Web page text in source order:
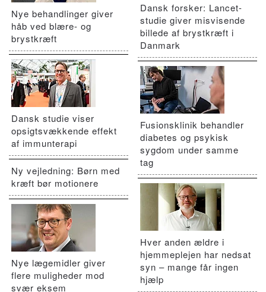
Nye behandlinger giver
håb ved blære- og
brystkræft
Dansk studie viser
opsigtsvækkende effekt
af immunterapi
Ny vejledning: Børn med
kræft bør motionere
Nye lægemidler giver
flere muligheder mod
svær eksem
Dansk forsker: Lancet-
studie giver misvisende
billede af brystkræft i
Danmark
Fusionsklinik behandler
diabetes og psykisk
sygdom under samme
tag
Hver anden ældre i
hjemmeplejen har nedsat
syn – mange får ingen
hjælp